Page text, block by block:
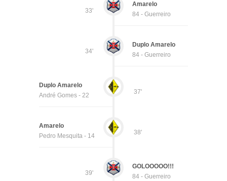
33'
Amarelo
84 - Guerreiro
34'
Duplo Amarelo
84 - Guerreiro
37'
Duplo Amarelo
André Gomes - 22
38'
Amarelo
Pedro Mesquita - 14
39'
GOLOOOOO!!!
84 - Guerreiro